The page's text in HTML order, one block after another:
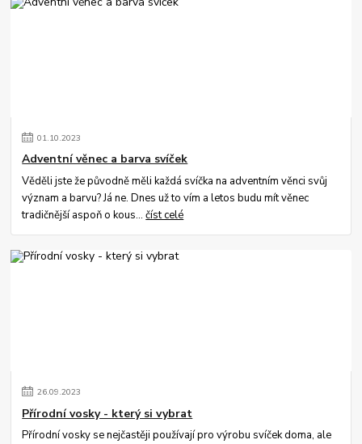
01.10.2023
Adventní věnec a barva svíček
Věděli jste že původně měli každá svíčka na adventním věnci svůj
význam a barvu? Já ne. Dnes už to vím a letos budu mít věnec
tradičnější aspoň o kous...číst celé
26.09.2023
Přírodní vosky - který si vybrat
Přírodní vosky se nejčastěji používají pro výrobu svíček doma, ale